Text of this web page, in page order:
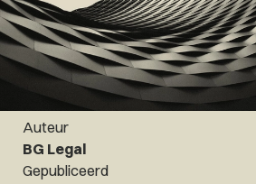
Auteur
BG Legal
Gepubliceerd